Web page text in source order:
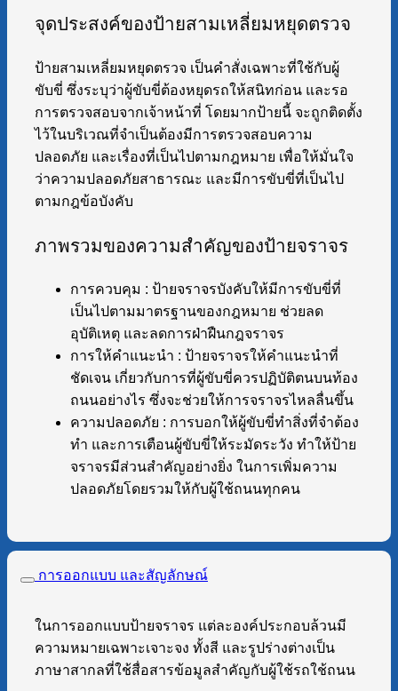
จุดประสงค์ของป้ายสามเหลี่ยมหยุดตรวจ
ป้ายสามเหลี่ยมหยุดตรวจ เป็นคำสั่งเฉพาะที่ใช้กับผู้
ขับขี่ ซึ่งระบุว่าผู้ขับขี่ต้องหยุดรถให้สนิทก่อน และรอ
การตรวจสอบจากเจ้าหน้าที่ โดยมากป้ายนี้ จะถูกติดตั้ง
ไว้ในบริเวณที่จำเป็นต้องมีการตรวจสอบความ
ปลอดภัย และเรื่องที่เป็นไปตามกฎหมาย เพื่อให้มั่นใจ
ว่าความปลอดภัยสาธารณะ และมีการขับขี่ที่เป็นไป
ตามกฎข้อบังคับ
ภาพรวมของความสำคัญของป้ายจราจร
การควบคุม : ป้ายจราจรบังคับให้มีการขับขี่ที่
เป็นไปตามมาตรฐานของกฎหมาย ช่วยลด
อุบัติเหตุ และลดการฝ่าฝืนกฎจราจร
การให้คำแนะนำ : ป้ายจราจรให้คำแนะนำที่
ชัดเจน เกี่ยวกับการที่ผู้ขับขี่ควรปฏิบัติตนบนท้อง
ถนนอย่างไร ซึ่งจะช่วยให้การจราจรไหลลื่นขึ้น
ความปลอดภัย : การบอกให้ผู้ขับขี่ทำสิ่งที่จำต้อง
ทำ และการเตือนผู้ขับขี่ให้ระมัดระวัง ทำให้ป้าย
จราจรมีส่วนสำคัญอย่างยิ่ง ในการเพิ่มความ
ปลอดภัยโดยรวมให้กับผู้ใช้ถนนทุกคน
การออกแบบ และสัญลักษณ์
ในการออกแบบป้ายจราจร แต่ละองค์ประกอบล้วนมี
ความหมายเฉพาะเจาะจง ทั้งสี และรูปร่างต่างเป็น
ภาษาสากลที่ใช้สื่อสารข้อมูลสำคัญกับผู้ใช้รถใช้ถนน